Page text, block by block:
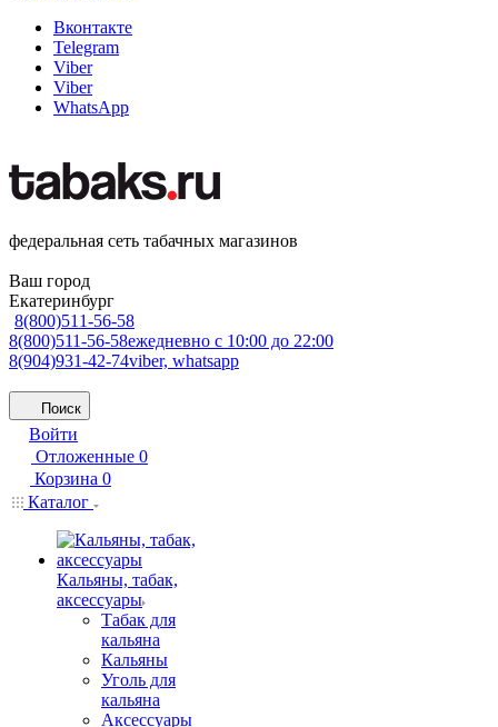
Вконтакте
Telegram
Viber
Viber
WhatsApp
федеральная сеть табачных магазинов
Ваш город
Екатеринбург
8(800)511-56-58
8(800)511-56-58ежедневно с 10:00 до 22:00
8(904)931-42-74viber, whatsapp
Поиск
Войти
Отложенные 0
Корзина 0
Каталог
Кальяны, табак,
аксессуары
Табак для
кальяна
Кальяны
Уголь для
кальяна
Аксессуары